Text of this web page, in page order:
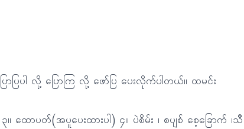
ာပြပါ လို့ ပြောကြ လို့ ဖော်ပြ ပေးလိုက်ပါတယ်။ ထမင်း
ောပတ်(အပူပေးထားပါ) ၄။ ပဲစိမ်း ၊ စပျစ် စေ့ခြောက် ၊သီ